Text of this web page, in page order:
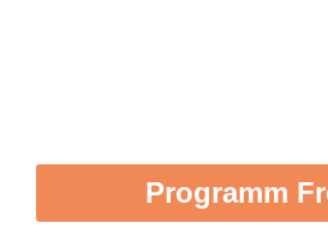
Programm